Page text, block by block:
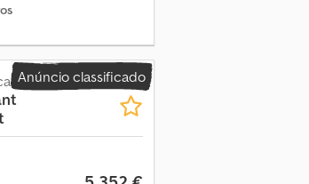
Anúncio classificado